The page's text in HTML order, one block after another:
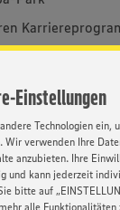
Einstellungen
Technologien
Wir verwenden Ihre
anzubieten. Ihre
und kann jederzeit
bitte auf
alle
der Möglichkeit,
im